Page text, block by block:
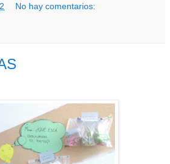
No hay comentarios: